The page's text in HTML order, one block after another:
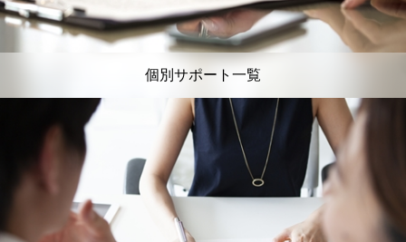
個別サポート一覧